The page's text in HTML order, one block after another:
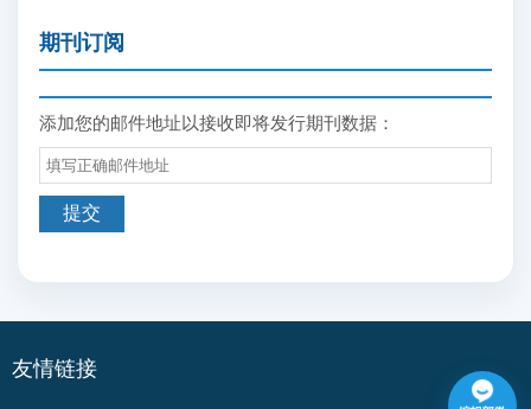
期刊订阅
添加您的邮件地址以接收即将发行期刊数据：
友情链接